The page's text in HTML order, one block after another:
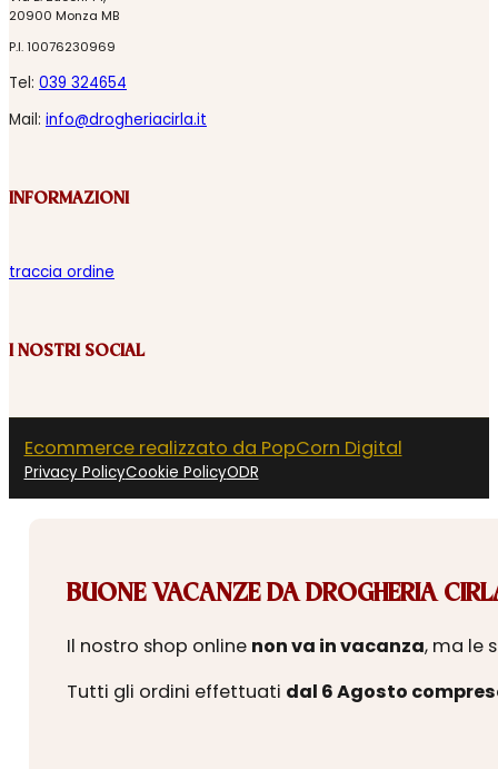
20900 Monza MB
P.I. 10076230969
Tel: 039 324654
Mail: info@drogheriacirla.it
INFORMAZIONI
traccia ordine
I NOSTRI SOCIAL
Ecommerce realizzato da PopCorn Digital
Privacy PolicyCookie PolicyODR
BUONE VACANZE DA DROGHERIA
Il nostro shop online non va in vacanza, ma le
Tutti gli ordini effettuati dal 6 Agosto